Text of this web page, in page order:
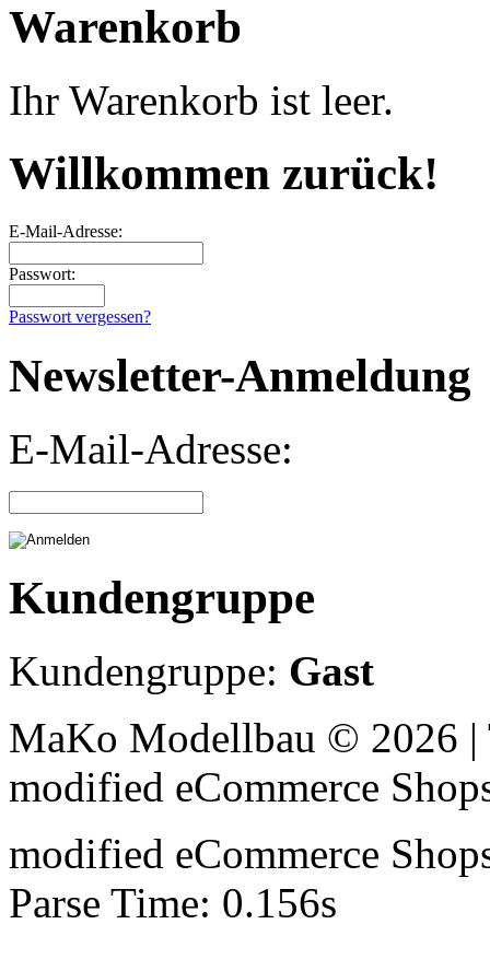
Warenkorb
Ihr Warenkorb ist leer.
Willkommen zurück!
E-Mail-Adresse:
Passwort:
Passwort vergessen?
Newsletter-Anmeldung
E-Mail-Adresse:
Kundengruppe
Kundengruppe: Gast
MaKo Modellbau © 2026
modified eCommerce
modified eCommerce
Parse Time: 0.156s